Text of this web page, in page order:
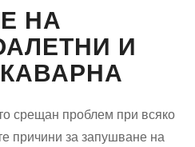
НА
И
срещан проблем при всяко
причини за запушване на